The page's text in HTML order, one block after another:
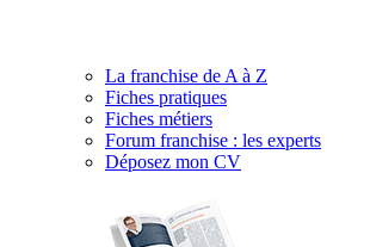
La franchise de A à Z
Fiches pratiques
Fiches métiers
Forum franchise : les experts
Déposez mon CV